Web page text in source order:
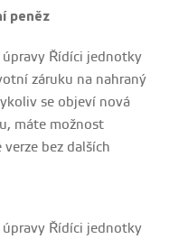
peněz
úpravy Řídíci jednotky
záruku na nahraný
se objeví nová
máte možnost
bez dalších
úpravy Řídíci jednotky